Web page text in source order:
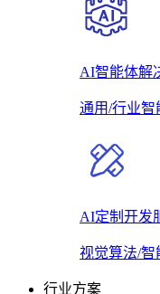
AI智能体解
通用/行业智
AI定制开发
视觉算法/智
行业方案